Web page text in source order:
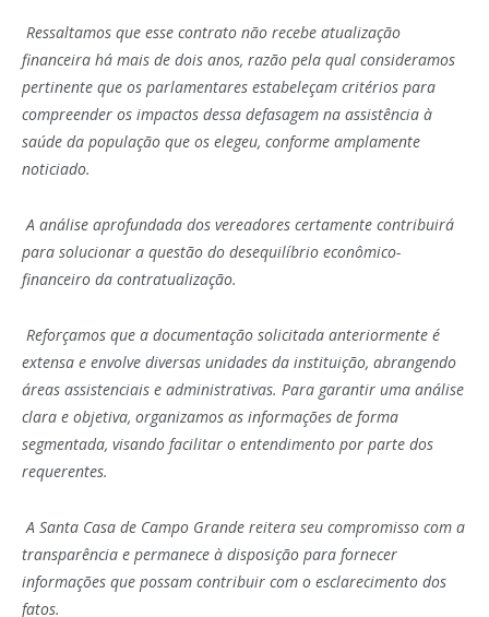
Ressaltamos que esse contrato não recebe atualização
financeira há mais de dois anos, razão pela qual consideramos
pertinente que os parlamentares estabeleçam critérios para
compreender os impactos dessa defasagem na assistência à
saúde da população que os elegeu, conforme amplamente
noticiado.
A análise aprofundada dos vereadores certamente contribuirá
para solucionar a questão do desequilíbrio econômico-
financeiro da contratualização.
Reforçamos que a documentação solicitada anteriormente é
extensa e envolve diversas unidades da instituição, abrangendo
áreas assistenciais e administrativas. Para garantir uma análise
clara e objetiva, organizamos as informações de forma
segmentada, visando facilitar o entendimento por parte dos
requerentes.
A Santa Casa de Campo Grande reitera seu compromisso com a
transparência e permanece à disposição para fornecer
informações que possam contribuir com o esclarecimento dos
fatos.